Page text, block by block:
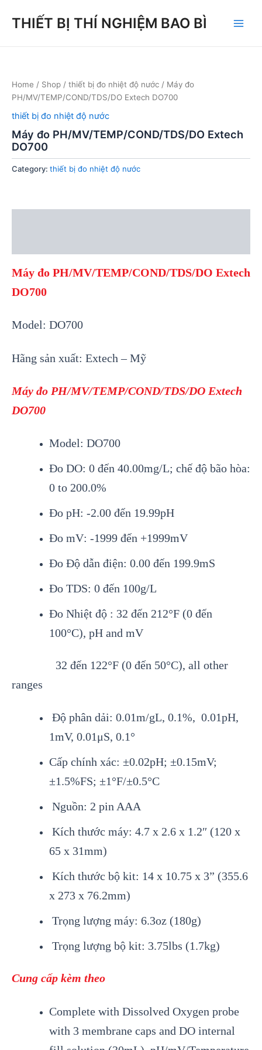
THIẾT BỊ THÍ NGHIỆM BAO BÌ
Home / Shop / thiết bị đo nhiệt độ nước / Máy đo
PH/MV/TEMP/COND/TDS/DO Extech DO700
thiết bị đo nhiệt độ nước
Máy đo PH/MV/TEMP/COND/TDS/DO Extech
DO700
Category: thiết bị đo nhiệt độ nước
Máy đo PH/MV/TEMP/COND/TDS/DO Extech
DO700
Model: DO700
Hãng sản xuất: Extech – Mỹ
Máy đo PH/MV/TEMP/COND/TDS/DO Extech
DO700
Model: DO700
Đo DO: 0 đến 40.00mg/L; chế độ bão hòa:
0 to 200.0%
Đo pH: -2.00 đến 19.99pH
Đo mV: -1999 đến +1999mV
Đo Độ dẫn điện: 0.00 đến 199.9mS
Đo TDS: 0 đến 100g/L
Đo Nhiệt độ: 32 đến 212°F (0 đến
100°C), pH and mV
32 đến 122°F (0 đến 50°C), all other
ranges
Độ phân dải: 0.01m/gL, 0.1%, 0.01pH,
1mV, 0.01μS, 0.1°
Cấp chính xác: ±0.02pH; ±0.15mV;
±1.5%FS; ±1°F/±0.5°C
Nguồn: 2 pin AAA
Kích thước máy: 4.7 x 2.6 x 1.2″ (120 x
65 x 31mm)
Kích thước bộ kit: 14 x 10.75 x 3” (355.6
x 273 x 76.2mm)
Trọng lượng máy: 6.3oz (180g)
Trọng lượng bộ kit: 3.75lbs (1.7kg)
Cung cấp kèm theo
Complete with Dissolved Oxygen probe
with 3 membrane caps and DO internal